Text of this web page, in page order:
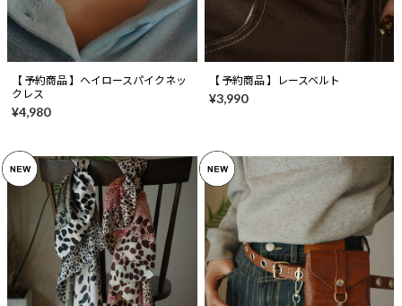
【 予約商品 】ヘイロースパイクネッ
クレス
¥4,980
【 予約商品 】レースベルト
¥3,990